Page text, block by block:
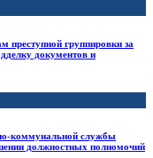
преступной группировки за
документов и
коммунальной службы
должностных полномочий